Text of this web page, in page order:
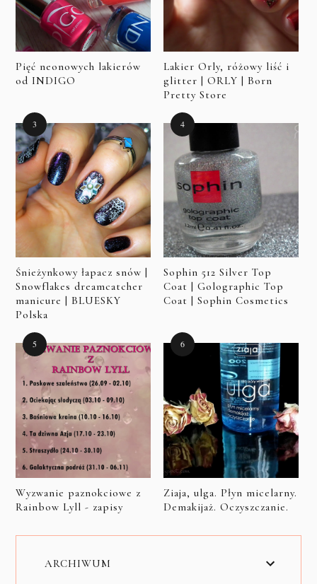
Pięć neonowych lakierów
od INDIGO
Lakier Orly, różowy liść i
glitter | ORLY | Born
Pretty Store
Śnieżynkowy łapacz snów |
Snowflakes dreamcatcher
manicure | BLUESKY
Polska
Sophin 512 Silver Top
Coat | Golographic Top
Coat | Sophin Cosmetics
Wyzwanie paznokciowe z
Rainbow Lyll - zapisy
Ziaja, ulga. Płyn micelarny.
Demakijaż. Oczyszczanie.
ARCHIWUM